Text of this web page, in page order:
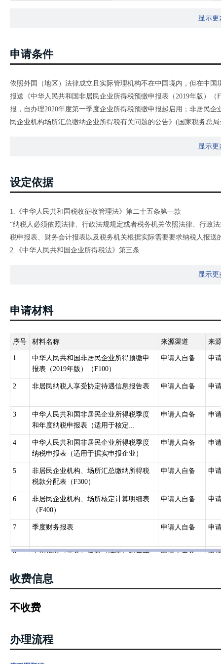
显示更
申请条件
依照外国（地区）法律成立且实际管理机构不在中国境内，但在中
报送《中华人民共和国非居民企业所得税预缴申报表（2019年版）
报，自办理2020年度第一季度企业所得税预缴申报起启用；非居民
民企业机构场所汇总缴纳企业所得税有关问题的公告》(国家税务总
家税务总局关于发布〈中华人民共和国非居民企业所得税年度纳税
《非居民纳税人享受协定待遇信息报告表》，作为《非居民企业所
显示更
设定依据
1.《中华人民共和国税收征收管理法》第二十五条第一款
“纳税人必须依照法律、行政法规规定或者税务机关依照法律、行政
税申报表、财务会计报表以及税务机关根据实际需要要求纳税人报送
2.《中华人民共和国企业所得税法》第三条
非居民企业在中国境内设立机构、场所的，应当就其所设机构、场
源于中国境内的所得缴纳企业所得税。”
“企业应当自月份或者季度终了之日起十五日内，向税务机关报送预
显示更
申请材料
序号 材料名称 来源渠道 来
1
中华人民共和国非居民企业所得预缴申
报表（2019年版）（F100）
申请人自备 申
2 非居民纳税人享受协定待遇信息报告表 申请人自备 申
3
中华人民共和国非居民企业所得税季度
和年度纳税申报表（适用于核定...
申请人自备 申
4
中华人民共和国非居民企业所得税季度
纳税申报表（适用于据实申报企业）
申请人自备 申
5
非居民企业机构、场所汇总缴纳所得税
税款分配表（F300）
申请人自备 申
6
非居民企业机构、场所核定计算明细表
（F400）
申请人自备 申
7 季度财务报表 申请人自备 申
8
工程作业（劳务）决算（结算）报告或
申请人自备 申
9
参与工程作业或劳务项目外籍人员姓
10 财务会计报告或财务情况说明
收费信息
不收费
办理流程